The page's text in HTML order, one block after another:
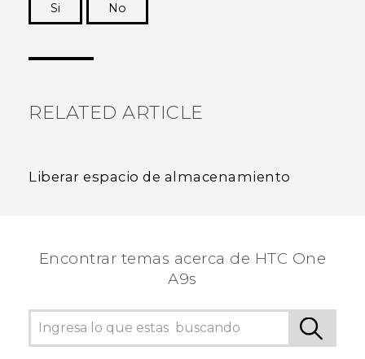
Si
No
RELATED ARTICLE
Liberar espacio de almacenamiento
Encontrar temas acerca de HTC One
A9s